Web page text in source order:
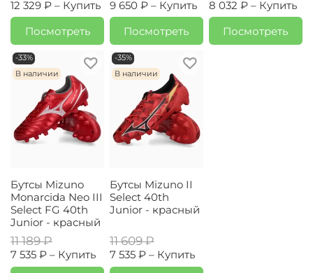
12 329 ₽ – Купить
Посмотреть
9 650 ₽ – Купить
Посмотреть
8 032 ₽ – Купить
Посмотреть
-33%
В наличии
Бутсы Mizuno
Monarcida Neo III
Select FG 40th
Junior - красный
11 189 ₽
7 535 ₽ – Купить
-35%
В наличии
Бутсы Mizuno II
Select 40th
Junior - красный
11 609 ₽
7 535 ₽ – Купить